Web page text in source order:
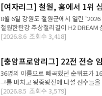
[여자리그] 철원, 홈에서 1위
8월 6일 강원도 철원군에서 열린
철원한탄강 주상절리길이 H2 DREAM
[2026.8.6 조회수 3,418]
[충암프로암리그] 22전 전승
36명의 이름으로 빼곡했던 순위표가
그를 마치고 왕중왕전에 나설 선수들을
[2026.8.5 조회수 3,579]